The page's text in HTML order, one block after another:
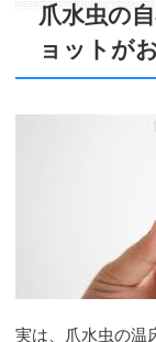
爪水虫の
ョットが
実は、爪水虫の温